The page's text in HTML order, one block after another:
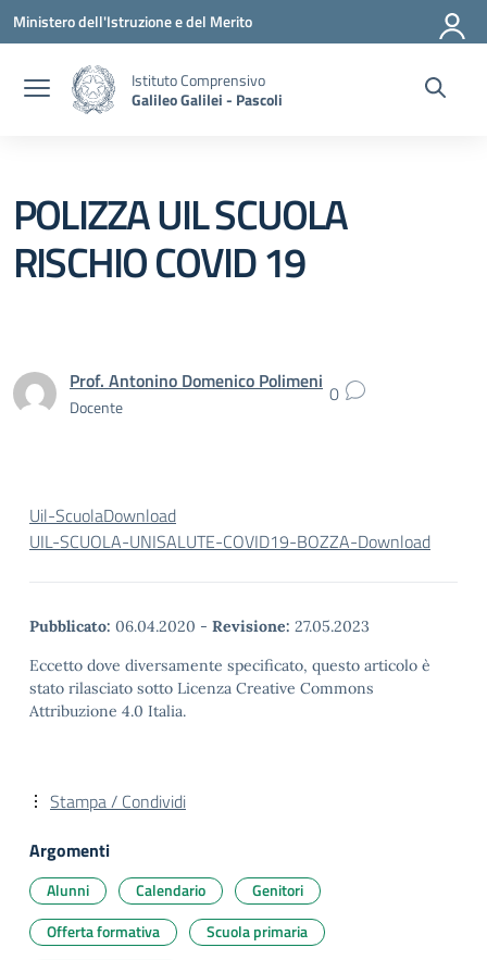
Vai ai contenuti
Vai al menu di navigazione
Vai al footer
Ministero dell'Istruzione e del Merito
Istituto Comprensivo
Galileo Galilei - Pascoli
POLIZZA UIL SCUOLA
RISCHIO COVID 19
Prof. Antonino Domenico Polimeni
Docente 0
Uil-ScuolaDownload
UIL-SCUOLA-UNISALUTE-COVID19-BOZZA-Download
Pubblicato: 06.04.2020 - Revisione: 27.05.2023
Eccetto dove diversamente specificato, questo articolo è
stato rilasciato sotto Licenza Creative Commons
Attribuzione 4.0 Italia.
Stampa / Condividi
Argomenti
Alunni Calendario
Genitori
Offerta formativa
Scuola primaria